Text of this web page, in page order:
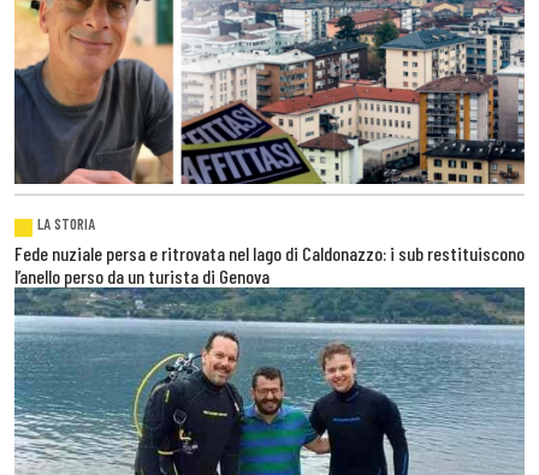
LA STORIA
Fede nuziale persa e ritrovata nel lago di Caldonazzo: i sub restituiscono
l’anello perso da un turista di Genova